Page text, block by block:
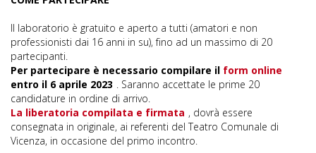
Il laboratorio è gratuito e aperto a tutti (amatori e non
professionisti dai 16 anni in su), fino ad un massimo di 20
partecipanti.
Per partecipare è necessario compilare il form online
entro il 6 aprile 2023 . Saranno accettate le prime 20
candidature in ordine di arrivo.
La liberatoria compilata e firmata , dovrà essere
consegnata in originale, ai referenti del Teatro Comunale di
Vicenza, in occasione del primo incontro.